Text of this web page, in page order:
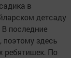
в
детсаду
последние
здесь
ребятишек. По